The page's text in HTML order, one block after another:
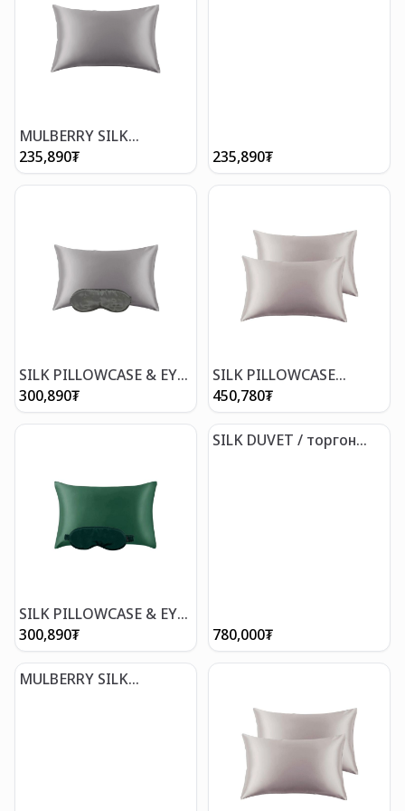
MULBERRY SILK
PILLOWCASE LIGHT
GREY /100% торгон
дэрний уут
235,890₮ 235,890₮
SILK PILLOWCASE & EYE
MASK /дэрний уут &
нүдний маск
300,890₮
SILK PILLOWCASE
ZIPPER /100% торгон
хос дэрний уут
450,780₮
SILK PILLOWCASE & EYE
MASK /дэрний уут &
нүдний маск
300,890₮
SILK DUVET / торгон
780,000₮
MULBERRY SILK